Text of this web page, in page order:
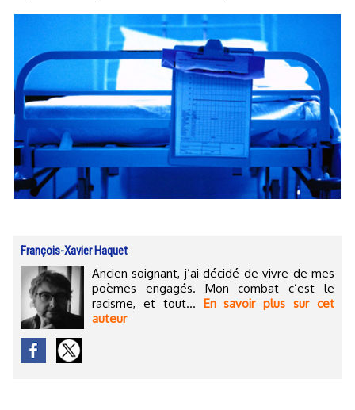
François-Xavier Haquet
Ancien soignant, j’ai décidé de vivre de mes
poèmes engagés. Mon combat c’est le
racisme, et tout... En savoir plus sur cet
auteur